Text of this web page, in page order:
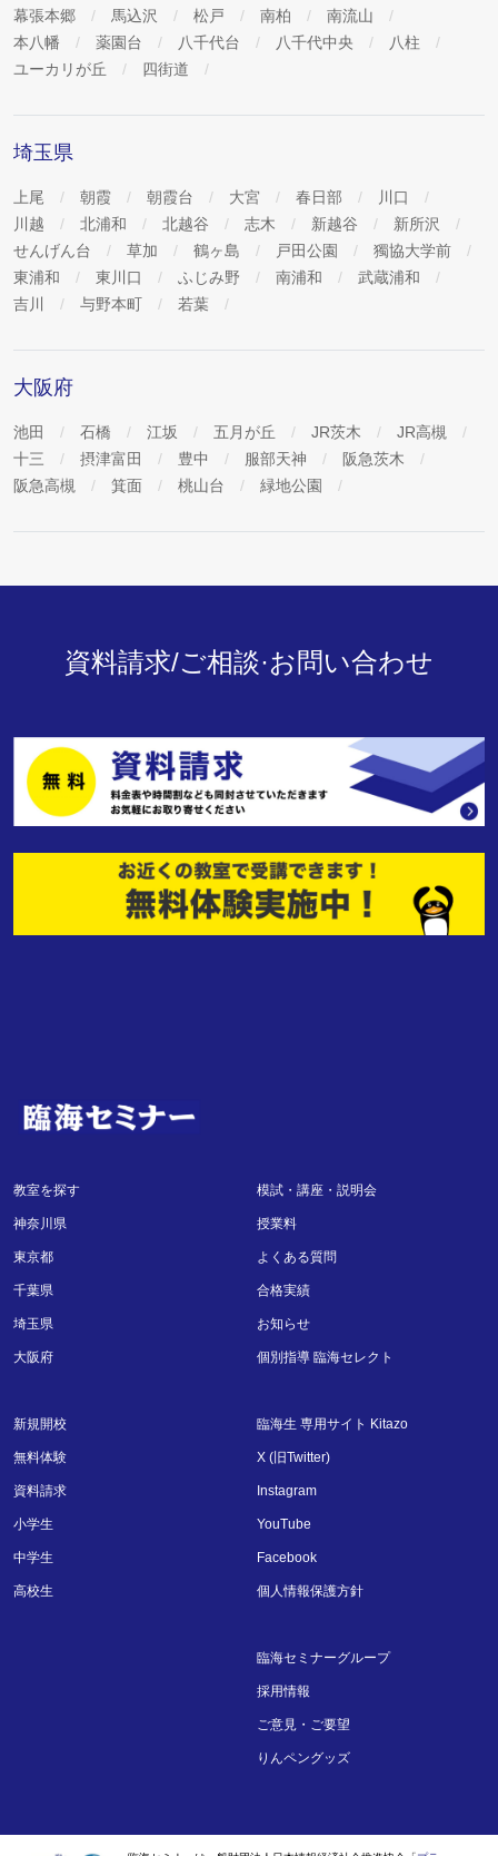
幕張本郷
馬込沢 松戸 南柏
南流山
本八幡
薬園台 八千代台 八千代中央
八柱
ユーカリが丘
四街道
埼玉県
上尾 朝霞 朝霞台 大宮 春日部
川口
川越
北浦和 北越谷 志木 新越谷
新所沢
せんげん台
草加 鶴ヶ島 戸田公園
獨協大学前
東浦和
東川口 ふじみ野 南浦和
武蔵浦和
吉川
与野本町 若葉
大阪府
池田 石橋 江坂 五月が丘 JR茨木
JR高槻
十三
摂津富田 豊中 服部天神
阪急茨木
阪急高槻
箕面 桃山台 緑地公園
資料請求/ご相談·お問い合わせ
教室を探す
神奈川県
東京都
千葉県
埼玉県
大阪府
新規開校
無料体験
資料請求
小学生
中学生
高校生
模試・講座・説明会
授業料
よくある質問
合格実績
お知らせ
個別指導 臨海セレクト
臨海生 専用サイト Kitazo
X (旧Twitter)
Instagram
YouTube
Facebook
個人情報保護方針
臨海セミナーグループ
採用情報
ご意見・ご要望
りんペングッズ